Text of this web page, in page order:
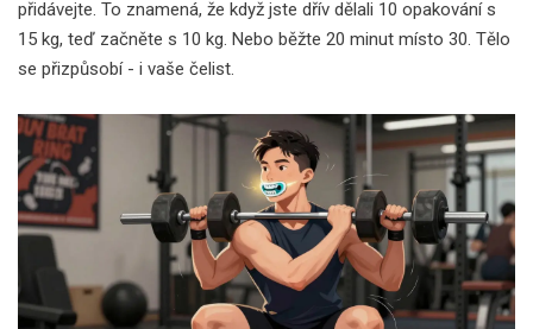
přidávejte. To znamená, že když jste dřív dělali 10 opakování s
15 kg, teď začněte s 10 kg. Nebo běžte 20 minut místo 30. Tělo
se přizpůsobí - i vaše čelist.